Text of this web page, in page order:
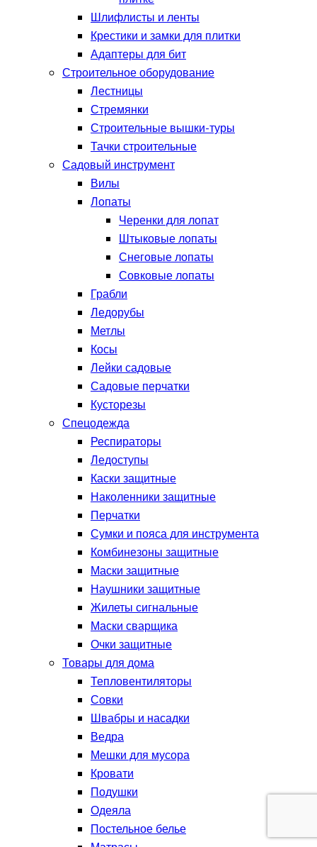
Шлифлисты и ленты
Крестики и замки для плитки
Адаптеры для бит
Строительное оборудование
Лестницы
Стремянки
Строительные вышки-туры
Тачки строительные
Садовый инструмент
Вилы
Лопаты
Черенки для лопат
Штыковые лопаты
Снеговые лопаты
Совковые лопаты
Грабли
Ледорубы
Метлы
Косы
Лейки садовые
Садовые перчатки
Кусторезы
Спецодежда
Респираторы
Ледоступы
Каски защитные
Наколенники защитные
Перчатки
Сумки и пояса для инструмента
Комбинезоны защитные
Маски защитные
Наушники защитные
Жилеты сигнальные
Маски сварщика
Очки защитные
Товары для дома
Тепловентиляторы
Совки
Швабры и насадки
Ведра
Мешки для мусора
Кровати
Подушки
Одеяла
Постельное белье